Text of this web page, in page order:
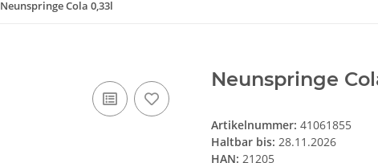
Neunspringe Cola 0,33l
Neunspringe
Artikelnummer: 41061855
Haltbar bis: 28.11.2026
HAN: 21205